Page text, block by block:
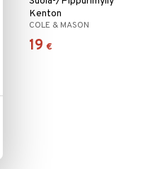
Kenton
COLE & MASON
19 €